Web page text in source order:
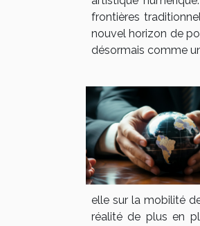
frontières
nouvel horizon de
désormais comme
elle sur la mobilité
réalité de plus en